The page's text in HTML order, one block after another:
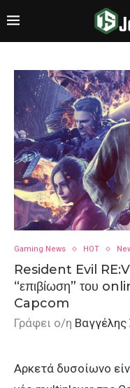
Gaming News HOT
Resident Evil
“επιβίωση” του
Capcom
Γράφει ο/η
Aρκετά δυσοίωνο